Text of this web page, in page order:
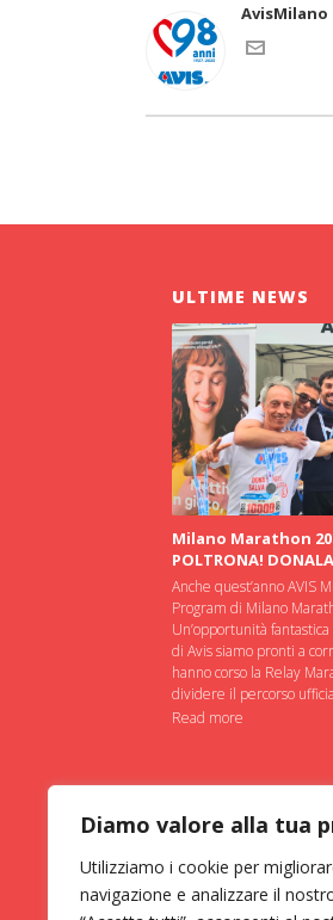
Diamo valore alla tua
Utilizziamo i cookie per
navigazione e analizzare il
AvisMilano
ULTIME NEWS
Milano Marathon
POLTRONA! DONALA
Anche quest’anno AVIS
Program di Milano
Un’opportunità
di Avis siamo pronti a
hanno corso la Relay
dividere il percorso
Read more